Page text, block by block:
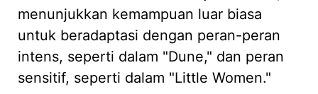
menunjukkan kemampuan luar biasa
untuk beradaptasi dengan peran-peran
intens, seperti dalam "Dune," dan peran
sensitif, seperti dalam "Little Women."